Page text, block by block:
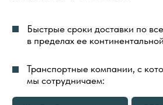
ВЕСЬ ПРОЦЕСС ОРГАНИЗАЦИИ ДОСТАВКИ
ТОВАРОВ МЫ БЕРЕМ НА СЕБЯ И ПОЛНОСТЬЮ
ДОСТАВКА ГРУЗА ДО ТЕРМИНАЛА
ТРАНСПОРТНОЙ КОМПАНИИ
В ГОРОДЕ ОТПРАВЛЕНИЯ ВСЕГДА
БЕСПЛАТНА